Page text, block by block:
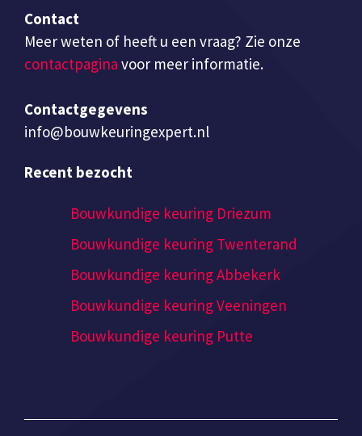
Contact
Meer weten of heeft u een vraag? Zie onze
contactpagina voor meer informatie.
Contactgegevens
info@bouwkeuringexpert.nl
Recent bezocht
Bouwkundige keuring Driezum
Bouwkundige keuring Twenterand
Bouwkundige keuring Abbekerk
Bouwkundige keuring Veeningen
Bouwkundige keuring Putte